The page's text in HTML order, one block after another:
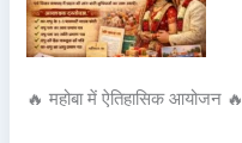
🔥 महोबा में ऐतिहासिक आयोजन 🔥